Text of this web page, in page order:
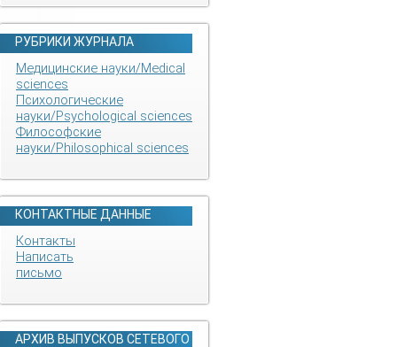
РУБРИКИ ЖУРНАЛА
Медицинские науки/Medical
sciences
Психологические
науки/Psychological sciences
Философские
науки/Philosophical sciences
КОНТАКТНЫЕ ДАННЫЕ
Контакты
Написать
письмо
АРХИВ ВЫПУСКОВ СЕТЕВОГО